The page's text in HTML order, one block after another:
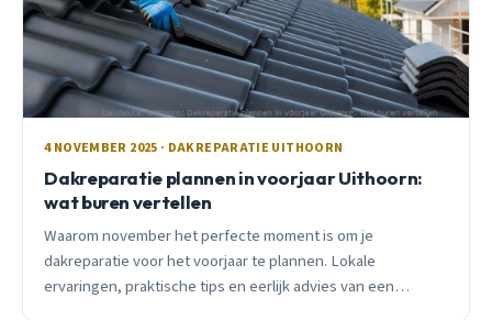
4 NOVEMBER 2025 · DAKREPARATIE UITHOORN
Dakreparatie plannen in voorjaar Uithoorn:
wat buren vertellen
Waarom november het perfecte moment is om je
dakreparatie voor het voorjaar te plannen. Lokale
ervaringen, praktische tips en eerlijk advies van een